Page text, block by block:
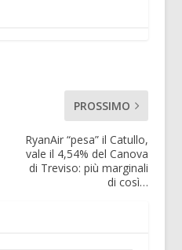
PROSSIMO
RyanAir “pesa” il Catullo,
vale il 4,54% del Canova
di Treviso: più marginali
di così…